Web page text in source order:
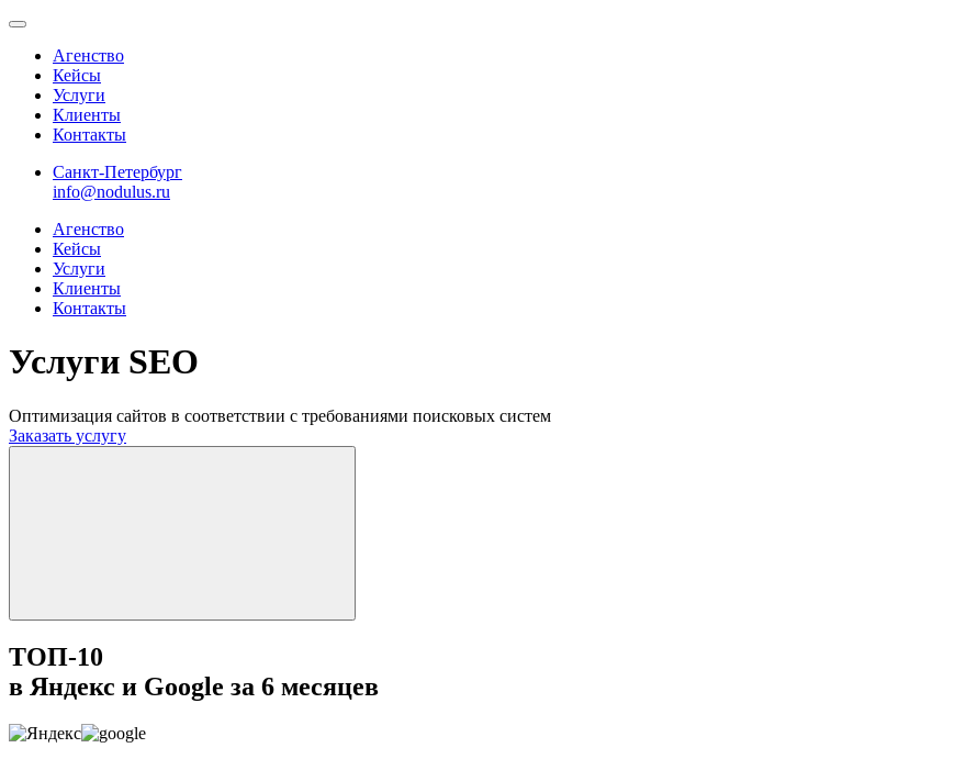
Агенство
Кейсы
Услуги
Клиенты
Контакты
Санкт-Петербург
info@nodulus.ru
Агенство
Кейсы
Услуги
Клиенты
Контакты
Услуги SEO
Оптимизация сайтов в соответствии с требованиями поисковых систем
Заказать услугу
ТОП-10
в Яндекс и Google за 6 месяцев